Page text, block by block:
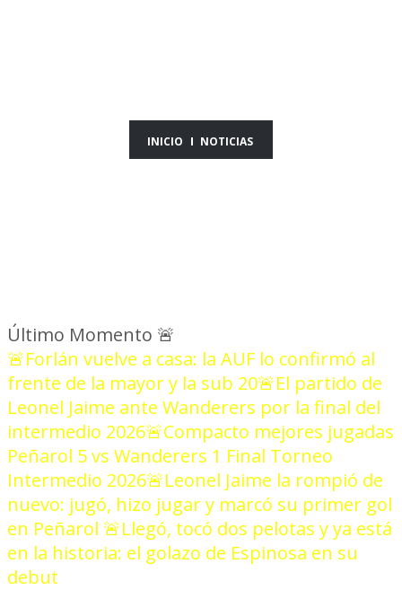
INICIO NOTICIAS
Último Momento 🚨
🚨Forlán vuelve a casa: la AUF lo confirmó al
frente de la mayor y la sub 20🚨El partido de
Leonel Jaime ante Wanderers por la final del
intermedio 2026🚨Compacto mejores jugadas
Peñarol 5 vs Wanderers 1 Final Torneo
Intermedio 2026🚨Leonel Jaime la rompió de
nuevo: jugó, hizo jugar y marcó su primer gol
en Peñarol 🚨Llegó, tocó dos pelotas y ya está
en la historia: el golazo de Espinosa en su
debut